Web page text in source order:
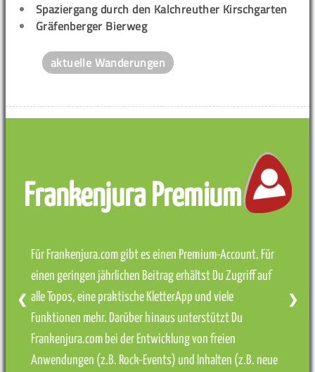
Spaziergang durch den Kalchreuther Kirschgarten
Gräfenberger Bierweg
aktuelle Wanderungen
Frankenjura Premium
Für Frankenjura.com gibt es einen Premium-Account. Für
einen geringen jährlichen Beitrag erhältst Du Zugriff auf
alle Topos, eine praktische KletterApp und viele
Funktionen mehr. Darüber hinaus unterstützt Du
Frankenjura.com bei der Entwicklung von freien
Anwendungen (z.B. Rock-Events) und Inhalten (z.B. neue
❮ ❯